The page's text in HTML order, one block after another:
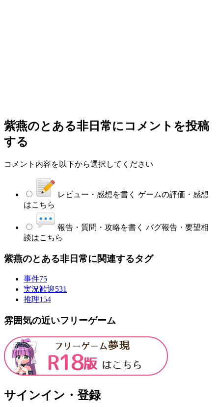
紫燕のとある非日常にコメントを投稿
する
コメント内容を以下から選択してください
レビュー・感想を書く ゲームの評価・感想
はこちら
報告・質問・攻略を書く バグ報告・要望相
談はこちら
紫燕のとある非日常に関連するタグ
事件75
実況歓迎531
推理154
雰囲気の近いフリーゲーム
サインイン・登録